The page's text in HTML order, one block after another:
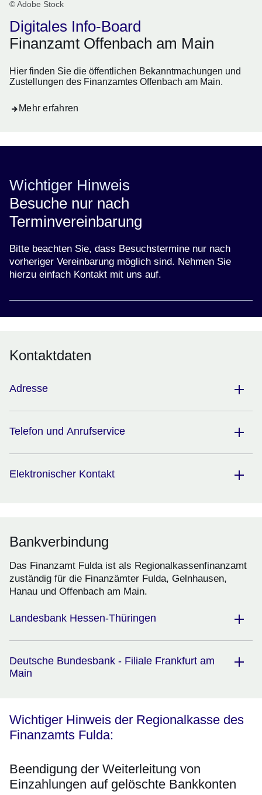
© Adobe Stock
Digitales Info-Board
Finanzamt Offenbach am Main
Hier finden Sie die öffentlichen Bekanntmachungen und
Zustellungen des Finanzamtes Offenbach am Main.
Mehr erfahren
Wichtiger Hinweis
Besuche nur nach
Terminvereinbarung
Bitte beachten Sie, dass Besuchstermine nur nach
vorheriger Vereinbarung möglich sind. Nehmen Sie
hierzu einfach Kontakt mit uns auf.
Kontaktdaten
Adresse
Telefon und Anrufservice
Elektronischer Kontakt
Bankverbindung
Das Finanzamt Fulda ist als Regionalkassenfinanzamt
zuständig für die Finanzämter Fulda, Gelnhausen,
Hanau und Offenbach am Main.
Landesbank Hessen-Thüringen
Deutsche Bundesbank - Filiale Frankfurt am
Main
Wichtiger Hinweis der Regionalkasse des
Finanzamts Fulda:
Beendigung der Weiterleitung von
Einzahlungen auf gelöschte Bankkonten